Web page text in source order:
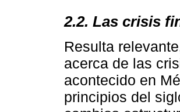
2.2. Las crisis
Resulta
acerca de las
acontecido en
principios del